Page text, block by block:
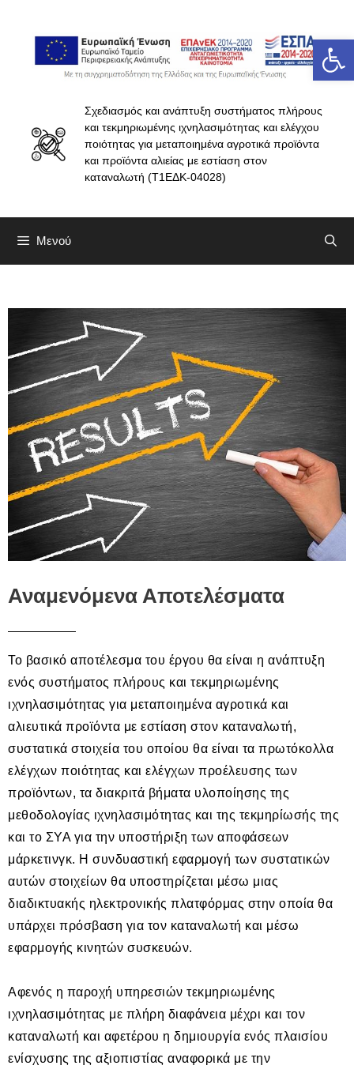
Σχεδιασμός και ανάπτυξη συστήματος πλήρους
και τεκμηριωμένης ιχνηλασιμότητας και ελέγχου
ποιότητας για μεταποιημένα αγροτικά προϊόντα
και προϊόντα αλιείας με εστίαση στον
καταναλωτή (Τ1ΕΔΚ-04028)
Μενού
Αναμενόμενα Αποτελέσματα​
Το βασικό αποτέλεσμα του έργου θα είναι η ανάπτυξη
ενός συστήματος πλήρους και τεκμηριωμένης
ιχνηλασιμότητας για μεταποιημένα αγροτικά και
αλιευτικά προϊόντα με εστίαση στον καταναλωτή,
συστατικά στοιχεία του οποίου θα είναι τα πρωτόκολλα
ελέγχων ποιότητας και ελέγχων προέλευσης των
προϊόντων, τα διακριτά βήματα υλοποίησης της
μεθοδολογίας ιχνηλασιμότητας και της τεκμηρίωσής της
και το ΣΥΑ για την υποστήριξη των αποφάσεων
μάρκετινγκ. Η συνδυαστική εφαρμογή των συστατικών
αυτών στοιχείων θα υποστηρίζεται μέσω μιας
διαδικτυακής ηλεκτρονικής πλατφόρμας στην οποία θα
υπάρχει πρόσβαση για τον καταναλωτή και μέσω
εφαρμογής κινητών συσκευών.
Αφενός η παροχή υπηρεσιών τεκμηριωμένης
ιχνηλασιμότητας με πλήρη διαφάνεια μέχρι και τον
καταναλωτή και αφετέρου η δημιουργία ενός πλαισίου
ενίσχυσης της αξιοπιστίας αναφορικά με την